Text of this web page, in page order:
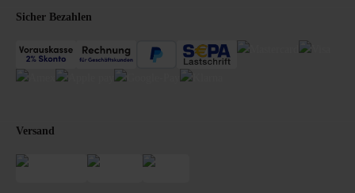
Sicher Bezahlen
Versand